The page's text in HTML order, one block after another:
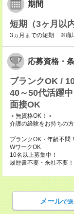
期間
短期（3ヶ月以内
3ヵ月までの短期 ※職
応募資格・
ブランクOK /
40～50代活躍
面接OK
＜無資格OK！＞
介護の経験をお持ちの方
ブランクOK・年齢不問！
WワークOK
10名以上募集中！
履歴書不要・来社不要！
メールで